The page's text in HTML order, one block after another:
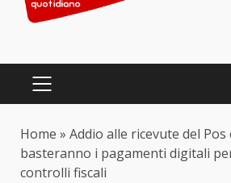
PRIMARY
Home » Addio alle ricevute del Pos
basteranno i pagamenti digitali
controlli fiscali